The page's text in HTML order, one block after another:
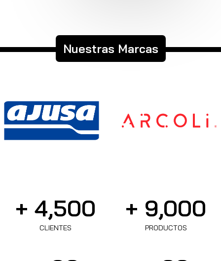
Nuestras Marcas
CLIENTES
+ 4,500
PRODUCTOS
+ 9,000